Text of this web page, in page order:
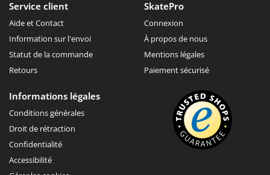
Service client
Aide et Contact
Information sur l'envoi
Statut de la commande
Retours
SkatePro
Connexion
À propos de nous
Mentions légales
Paiement sécurisé
Informations légales
Conditions générales
Droit de rétraction
Confidentialité
Accessibilité